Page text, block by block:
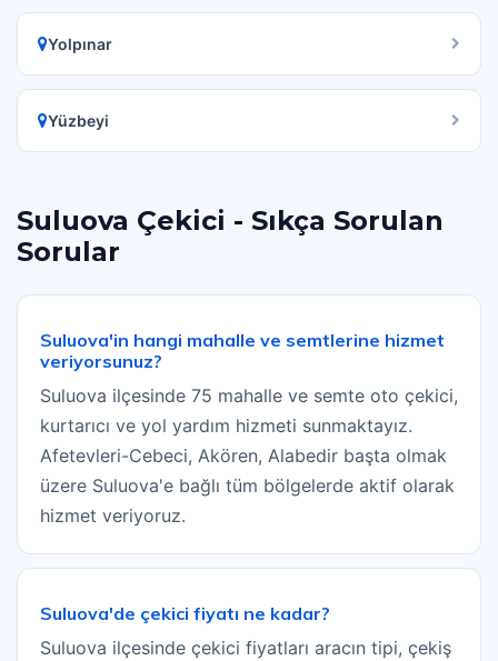
Yolpınar
Yüzbeyi
Suluova Çekici - Sıkça Sorulan
Sorular
Suluova'in hangi mahalle ve semtlerine hizmet
veriyorsunuz?
Suluova ilçesinde 75 mahalle ve semte oto çekici,
kurtarıcı ve yol yardım hizmeti sunmaktayız.
Afetevleri-Cebeci, Akören, Alabedir başta olmak
üzere Suluova'e bağlı tüm bölgelerde aktif olarak
hizmet veriyoruz.
Suluova'de çekici fiyatı ne kadar?
Suluova ilçesinde çekici fiyatları aracın tipi, çekiş